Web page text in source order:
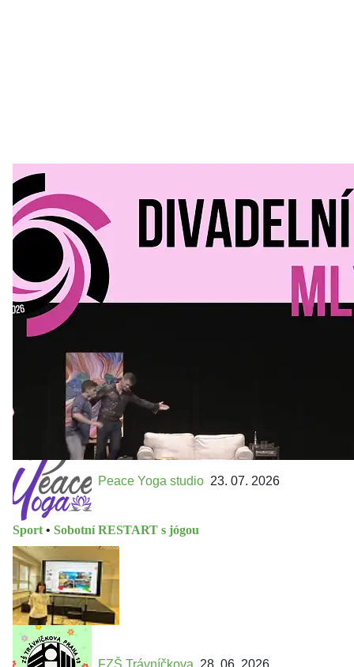
Divadelní Mlýn 30. 07. 2026
Kultura a volný čas
Divadelní mlýn. 15. až 18. října KD
MLEJN. Vstupenky již v prodeji.
Přijďte na přátelský festival divadla a inspirace 15. až 18.
října 2026 Vstupenky již v prodeji na GOOUT -
https://divadelnimlyn.cz/vstupenky Představ si čtyři dny
Peace Yoga studio 23. 07. 2026
Sport • Sobotní RESTART s jógou
FZŠ Trávníčkova 28. 06. 2026